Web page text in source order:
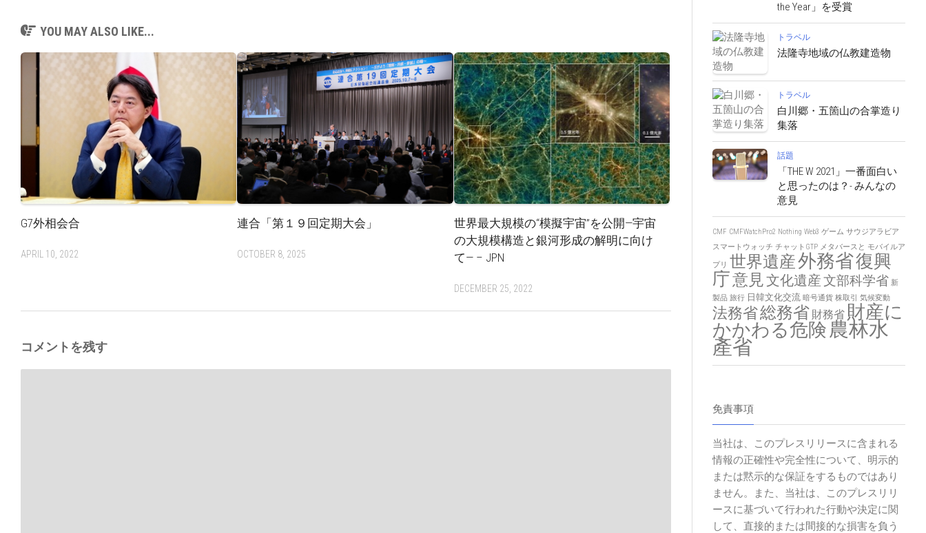
YOU MAY ALSO LIKE...
G7外相会合
APRIL 10, 2022
連合「第１９回定期大会」
OCTOBER 8, 2025
世界最大規模の“模擬宇宙”を公開—宇宙
の大規模構造と銀河形成の解明に向け
て— – JPN
DECEMBER 25, 2022
コメントを残す
the Year」を受賞
トラベル
法隆寺地域の仏教建造物
トラベル
白川郷・五箇山の合掌造り
集落
話題
「THE W 2021」一番面白い
と思ったのは？- みんなの
意見
CMF CMFWatchPro2 Nothing Web3 ゲーム サウジアラビア
スマートウォッチ チャットGTP メタバースと モバイルア
プリ 世界遺産外務省復興
庁意見文化遺産文部科学省 新
製品 旅行 日韓文化交流 暗号通貨 株取引 気候変動
法務省総務省 財務省 財産に
かかわる危険農林水
產省
免責事項
当社は、このプレスリリースに含まれる
情報の正確性や完全性について、明示的
または黙示的な保証をするものではあり
ません。また、当社は、このプレスリリ
ースに基づいて行われた行動や決定に関
して、直接的または間接的な損害を負う